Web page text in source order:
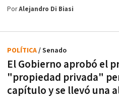
PorAlejandro Di Biasi
El Gobierno aprobó el
"propiedad privada"
capítulo y se llevó una
POLÍTICA/ Senado